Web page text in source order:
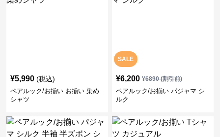
¥5,990 (税込)
ペアルック/お揃い お揃い 染め
シャツ
SALE
¥6,200 ¥6890(割引前)
ペアルック/お揃い パジャマ シ
ルク